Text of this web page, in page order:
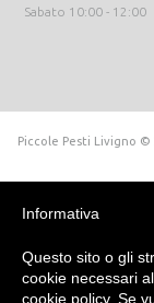
Sabato 10:00 - 12:00
Piccole Pesti Livigno
Informativa
Questo sito o gli
cookie necessari
cookie policy. Se